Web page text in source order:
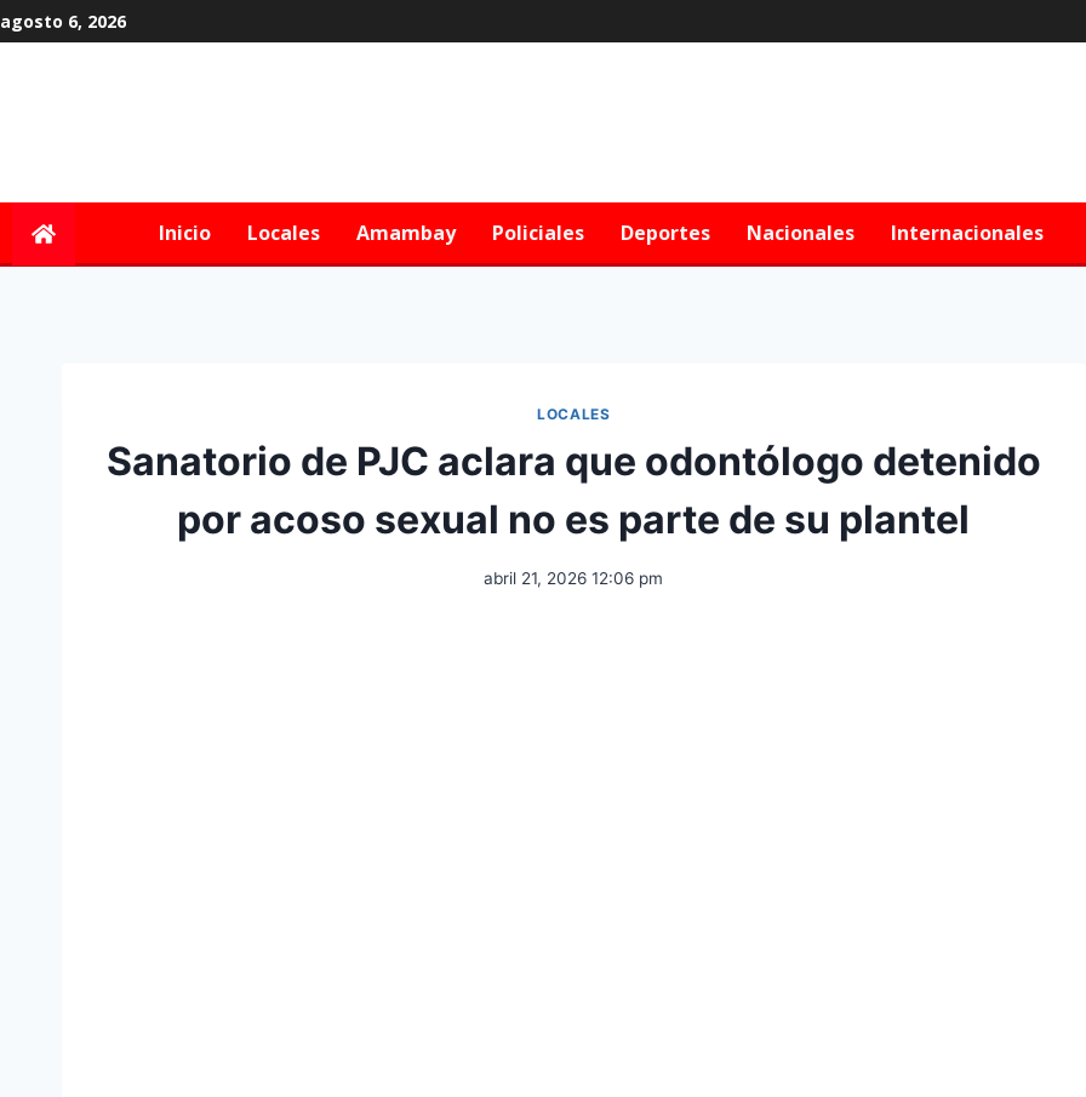
agosto 6, 2026
Inicio Locales Amambay Policiales Deportes Nacionales Internacionales
LOCALES
Sanatorio de PJC aclara que odontólogo detenido
por acoso sexual no es parte de su plantel
abril 21, 2026 12:06 pm